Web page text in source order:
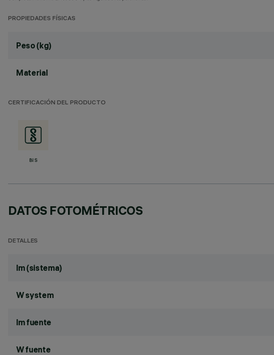
PROPIEDADES FÍSICAS
Peso (kg)
Material
CERTIFICACIÓN DEL PRODUCTO
BIS
DATOS FOTOMÉTRICOS
DETALLES
lm (sistema)
W system
lm fuente
W fuente